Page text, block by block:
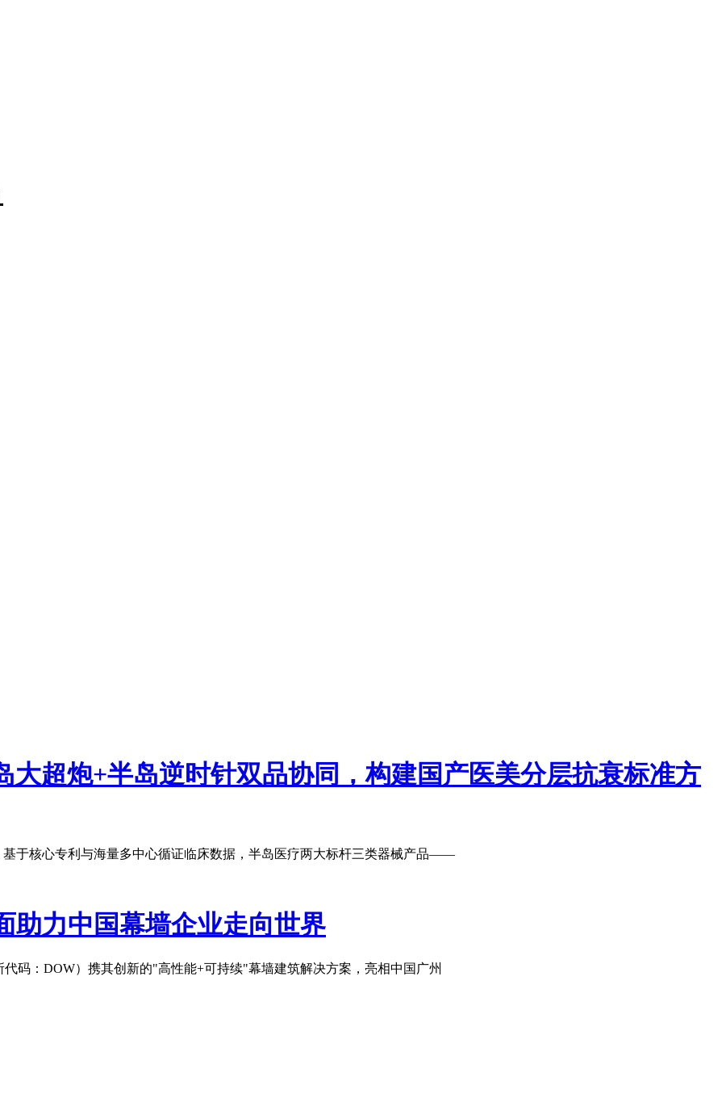
大超炮+半岛逆时针双品协同，构建国产医美分层抗衰标准方
于核心专利与海量多中心循证临床数据，半岛医疗两大标杆三类器械产品——
助力中国幕墙企业走向世界
码：DOW）携其创新的"高性能+可持续"幕墙建筑解决方案，亮相中国广州